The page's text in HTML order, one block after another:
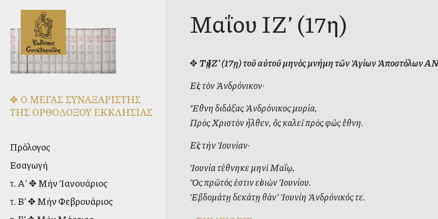
✥ Ο ΜΕΓΑΣ ΣΥΝΑΞΑΡΙΣΤΗΣ
ΤΗΣ ΟΡΘΟΔΟΞΟΥ ΕΚΚΛΗΣΙΑΣ
Πρόλογος
Εἰσαγωγὴ
τ. Α’ ✥ Μὴν Ἰανουάριος
τ. Β’ ✥ Μὴν Φεβρουάριος
Μαΐου ΙΖ’ (17η)
✥Τῇ ΙΖ’ (17ῃ) τοῦ αὐτοῦ μηνὸς μνήμη τῶν Ἁγίων
Εἰς τὸν Ἀνδρόνικον·
Ἔθνη διδάξας Ἀνδρόνικος μυρία,
Πρὸς Χριστὸν ἦλθεν, ὃς καλεῖ πρὸς φῶς ἔθνη.
Εἰς τὴν Ἰουνίαν·
Ἰουνία τέθνηκε μηνὶ Μαΐῳ,
Ὃς πρῶτός ἐστιν εἰσιὼν Ἰουνίου.
Ἑβδομάτῃ δεκάτῃ θάν’ Ἰουνίη Ἀνδρόνικός τε.